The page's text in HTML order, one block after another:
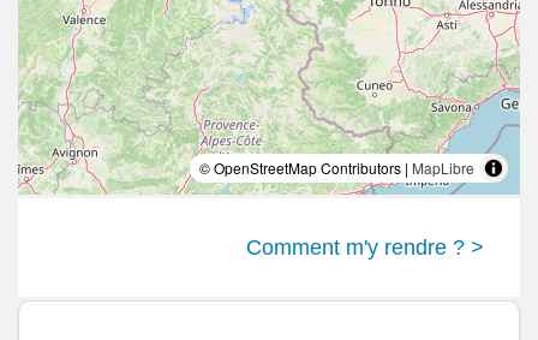
© OpenStreetMap Contributors | MapLibre
Comment m'y rendre ? >